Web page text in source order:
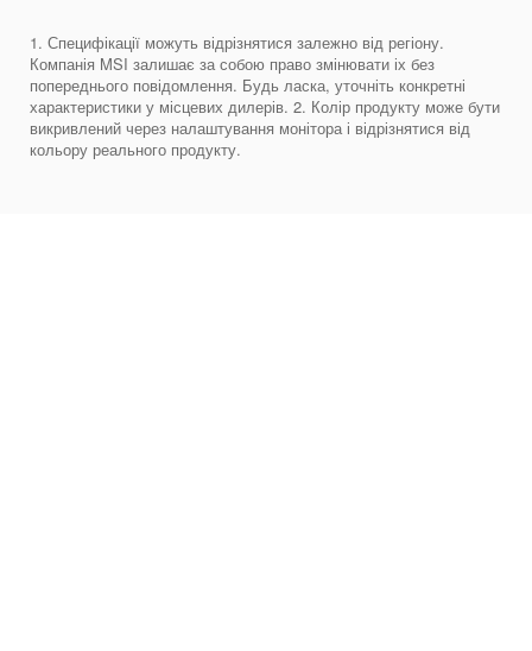
1. Специфікації можуть відрізнятися залежно від регіону.
Компанія MSI залишає за собою право змінювати іх без
попереднього повідомлення. Будь ласка, уточніть конкретні
характеристики у місцевих дилерів. 2. Колір продукту може бути
викривлений через налаштування монітора і відрізнятися від
кольору реального продукту.